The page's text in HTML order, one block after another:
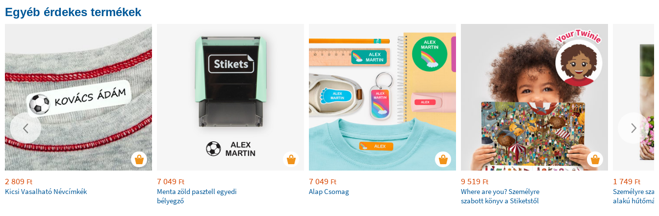
Egyéb érdekes termékek
2 809 Ft
Kicsi Vasalható Névcímkék
7 049 Ft
Menta zöld pasztell egyedi
bélyegző
7 049 Ft
Alap Csomag
9 519 Ft
Where are you? Személyre
szabott könyv a Stiketstől
1 749 Ft
Személyre
alakú